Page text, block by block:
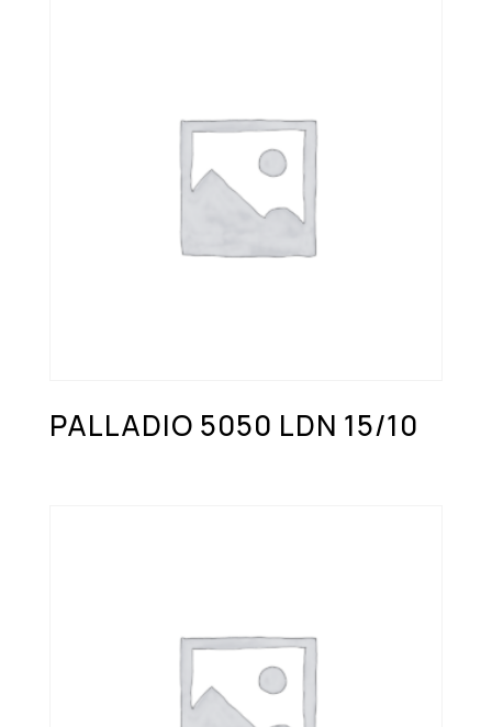
PALLADIO 5050 LDN 15/10